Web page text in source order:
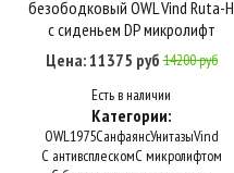
безободковый OWL Vind Ruta-H
с сиденьем DP микролифт
Цена: 11375 руб14200 руб
Есть в наличии
Категории:
OWL1975СанфаянсУнитазыVind
С антивсплескомС микролифтом